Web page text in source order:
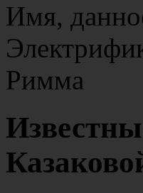
Имя,
Римма